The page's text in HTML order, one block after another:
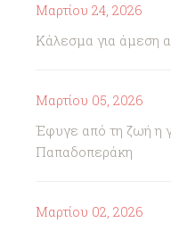
Μαρτίου 24, 2026
Κάλεσμα για άμεση
Μαρτίου 05, 2026
Έφυγε από τη ζωή η
Παπαδοπεράκη
Μαρτίου 02, 2026